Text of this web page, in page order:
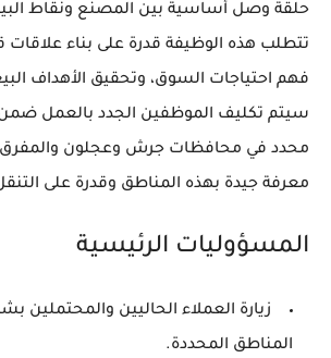
حلقة وصل أساسية بين المصنع ونقاط
تتطلب هذه الوظيفة قدرة على بناء علاقات
فهم احتياجات السوق، وتحقيق الأهداف
سيتم تكليف الموظفين الجدد بالعمل
محدد في محافظات جرش وعجلون
معرفة جيدة بهذه المناطق وقدرة على
المسؤوليات الرئيسية
زيارة العملاء الحاليين والمحتملين
المناطق المحددة.